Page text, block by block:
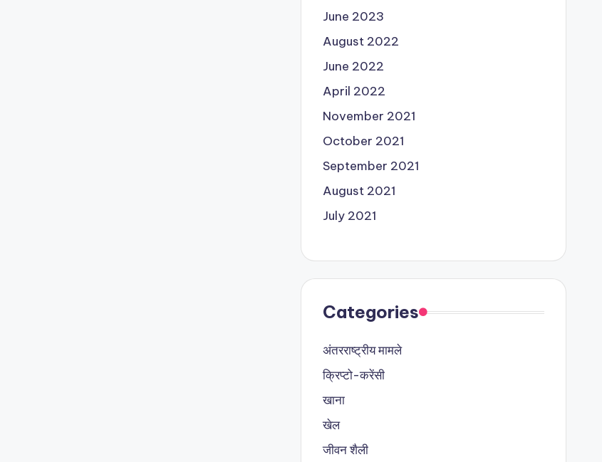
June 2023
August 2022
June 2022
April 2022
November 2021
October 2021
September 2021
August 2021
July 2021
Categories
अंतरराष्ट्रीय मामले
क्रिप्टो-करेंसी
खाना
खेल
जीवन शैली